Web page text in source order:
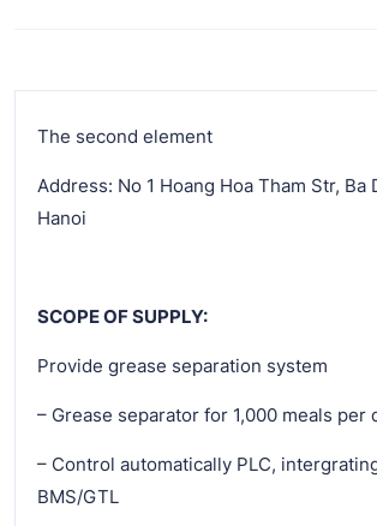
The second element
Address: No 1 Hoang Hoa Tham Str, Ba
Hanoi
SCOPE OF SUPPLY:
Provide grease separation system
– Grease separator for 1,000 meals per
– Control automatically PLC,
BMS/GTL